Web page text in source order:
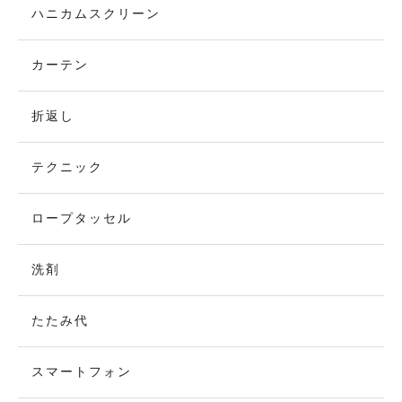
ハニカムスクリーン
カーテン
折返し
テクニック
ロープタッセル
洗剤
たたみ代
スマートフォン